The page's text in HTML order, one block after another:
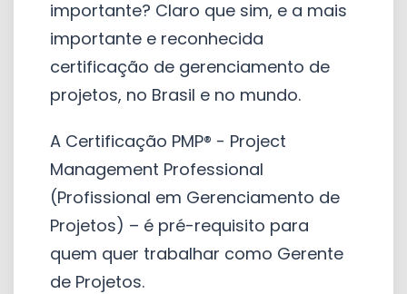
importante? Claro que sim, e a mais
importante e reconhecida
certificação de gerenciamento de
projetos, no Brasil e no mundo.
A Certificação PMP® - Project
Management Professional
(Profissional em Gerenciamento de
Projetos) – é pré-requisito para
quem quer trabalhar como Gerente
de Projetos.